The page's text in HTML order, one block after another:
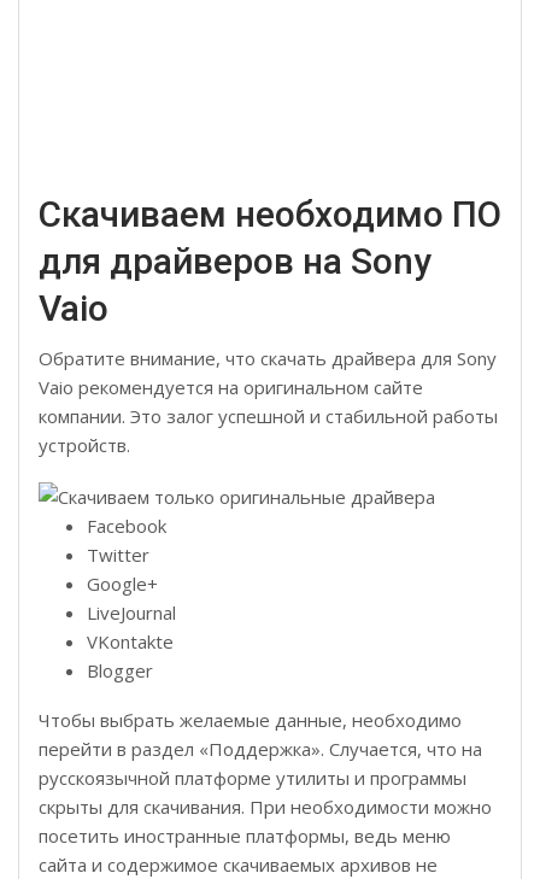
Скачиваем необходимо ПО
для драйверов на Sony
Vaio
Обратите внимание, что скачать драйвера для Sony
Vaio рекомендуется на оригинальном сайте
компании. Это залог успешной и стабильной работы
устройств.
Facebook
Twitter
Google+
LiveJournal
VKontakte
Blogger
Чтобы выбрать желаемые данные, необходимо
перейти в раздел «Поддержка». Случается, что на
русскоязычной платформе утилиты и программы
скрыты для скачивания. При необходимости можно
посетить иностранные платформы, ведь меню
сайта и содержимое скачиваемых архивов не